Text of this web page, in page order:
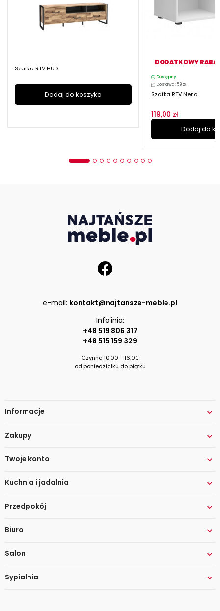
Szafka RTV HUD
Dodaj do koszyka
DODATKOWY
Dostępny
Dostawa: 59 zł
Szafka RTV Neno
119,00 zł
Dodaj do
e-mail: kontakt@najtansze-meble.pl
Infolinia:
+48 519 806 317
+48 515 159 329
Czynne 10.00 - 16.00
od poniedziałku do piątku
Informacje 
Zakupy 
Twoje konto 
Kuchnia i jadalnia 
Przedpokój 
Biuro 
Salon 
Sypialnia 